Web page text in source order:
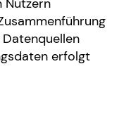
Nutzern
erfolgt